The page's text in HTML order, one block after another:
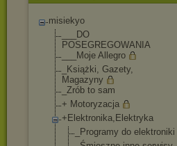
misiekyo
___DO
POSEGREGOWANIA
___Moje Allegro
_Książki, Gazety,
Magazyny
_Zrób to sam
+ Motoryzacja
+Elektronika,Elektryka
_Programy do elektroniki